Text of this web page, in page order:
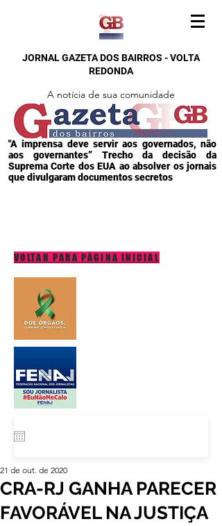
JORNAL GAZETA DOS BAIRROS - VOLTA
REDONDA
A notícia de sua comunidade
"A imprensa deve servir aos governados, não
aos governantes” Trecho da decisão da
Suprema Corte dos EUA ao absolver os jornais
que divulgaram documentos secretos
VOLTAR PARA PÁGINA INICIAL
CRA-RJ GANHA PARECER
FAVORÁVEL NA JUSTIÇA
21 de out. de 2020